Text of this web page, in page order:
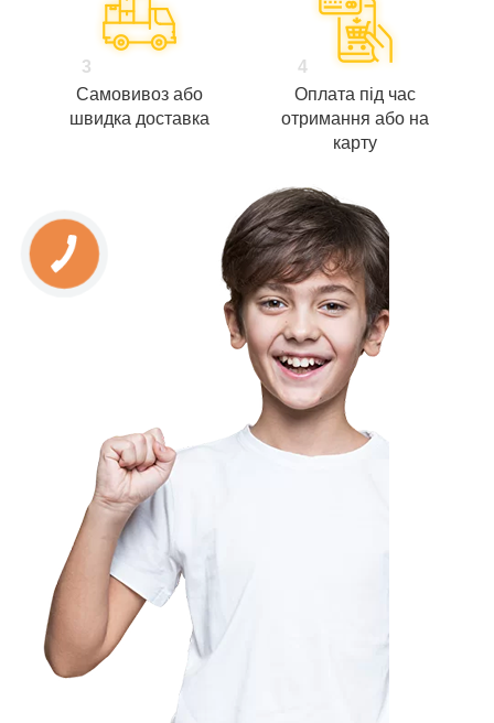
3
Самовивоз або
швидка доставка
4
Оплата під час
отримання або на
карту
КНОПКА
ЗВ'ЯЗКУ